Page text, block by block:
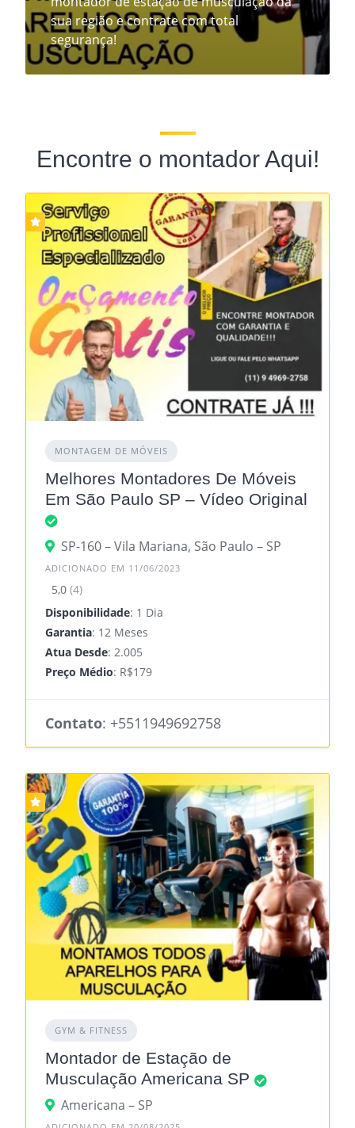
sua região e contrate com total
segurança!
Encontre o montador Aqui!
MONTAGEM DE MÓVEIS
Melhores Montadores De Móveis
Em São Paulo SP – Vídeo Original
SP-160 – Vila Mariana, São Paulo – SP
ADICIONADO EM 11/06/2023
5,0 (4)
Disponibilidade: 1 Dia
Garantia: 12 Meses
Atua Desde: 2.005
Preço Médio: R$179
Contato: +5511949692758
GYM & FITNESS
Montador de Estação de
Musculação Americana SP
Americana – SP